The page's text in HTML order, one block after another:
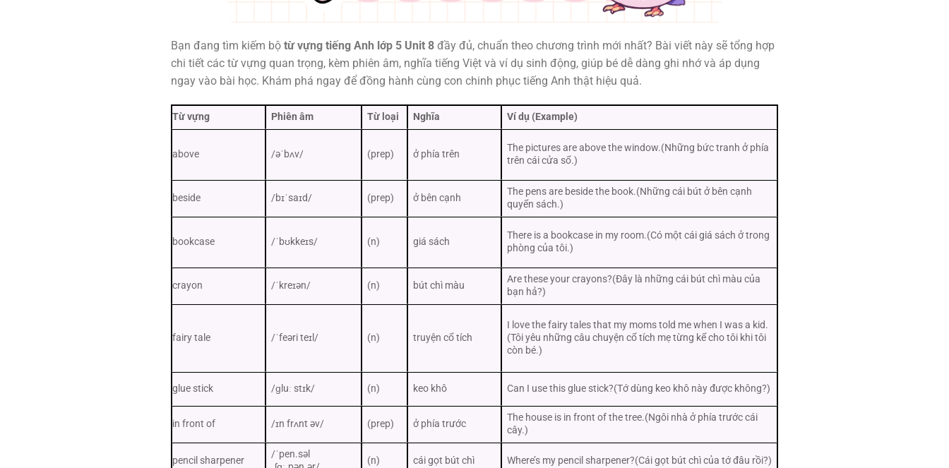
Bạn đang tìm kiếm bộ từ vựng tiếng Anh lớp 5 Unit 8 đầy đủ, chuẩn theo chương trình mới nhất? Bài viết này sẽ tổng hợp
chi tiết các từ vựng quan trọng, kèm phiên âm, nghĩa tiếng Việt và ví dụ sinh động, giúp bé dễ dàng ghi nhớ và áp dụng
ngay vào bài học. Khám phá ngay để đồng hành cùng con chinh phục tiếng Anh thật hiệu quả.
Từ vựng Phiên âm Từ loại Nghĩa Ví dụ (Example)
above /əˈbʌv/ (prep) ở phía trên
The pictures are above the window.(Những bức tranh ở phía
trên cái cửa sổ.)
beside /bɪˈsaɪd/ (prep) ở bên cạnh
The pens are beside the book.(Những cái bút ở bên cạnh
quyển sách.)
bookcase /ˈbʊkkeɪs/ (n) giá sách
There is a bookcase in my room.(Có một cái giá sách ở trong
phòng của tôi.)
crayon /ˈkreɪən/ (n) bút chì màu
Are these your crayons?(Đây là những cái bút chì màu của
bạn hả?)
fairy tale /ˈfeəri teɪl/ (n) truyện cổ tích
I love the fairy tales that my moms told me when I was a kid.
(Tôi yêu những câu chuyện cổ tích mẹ từng kể cho tôi khi tôi
còn bé.)
glue stick /ɡluː stɪk/ (n) keo khô Can I use this glue stick?(Tớ dùng keo khô này được không?)
in front of /ɪn frʌnt əv/ (prep) ở phía trước
The house is in front of the tree.(Ngôi nhà ở phía trước cái
cây.)
pencil sharpener
/ˈpen.səl
(n) cái gọt bút chì Where’s my pencil sharpener?(Cái gọt bút chì của tớ đâu rồi?)